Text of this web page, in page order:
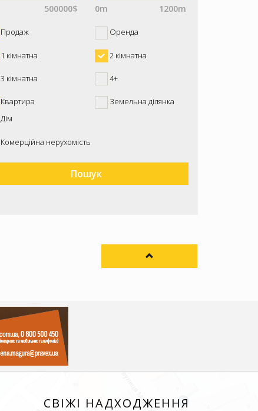
500000$ 0m 1200m
Продаж Оренда
1 кімнатна 2 кімнатна
3 кімнатна 4+
Квартира
Земельна ділянка
Дім
Комерційна нерухомість
СВІЖІ НАДХОДЖЕННЯ